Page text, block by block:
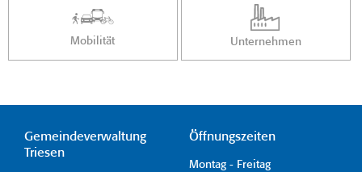
Mobilität Unternehmen
Gemeindeverwaltung
Triesen
Öffnungszeiten
Montag - Freitag